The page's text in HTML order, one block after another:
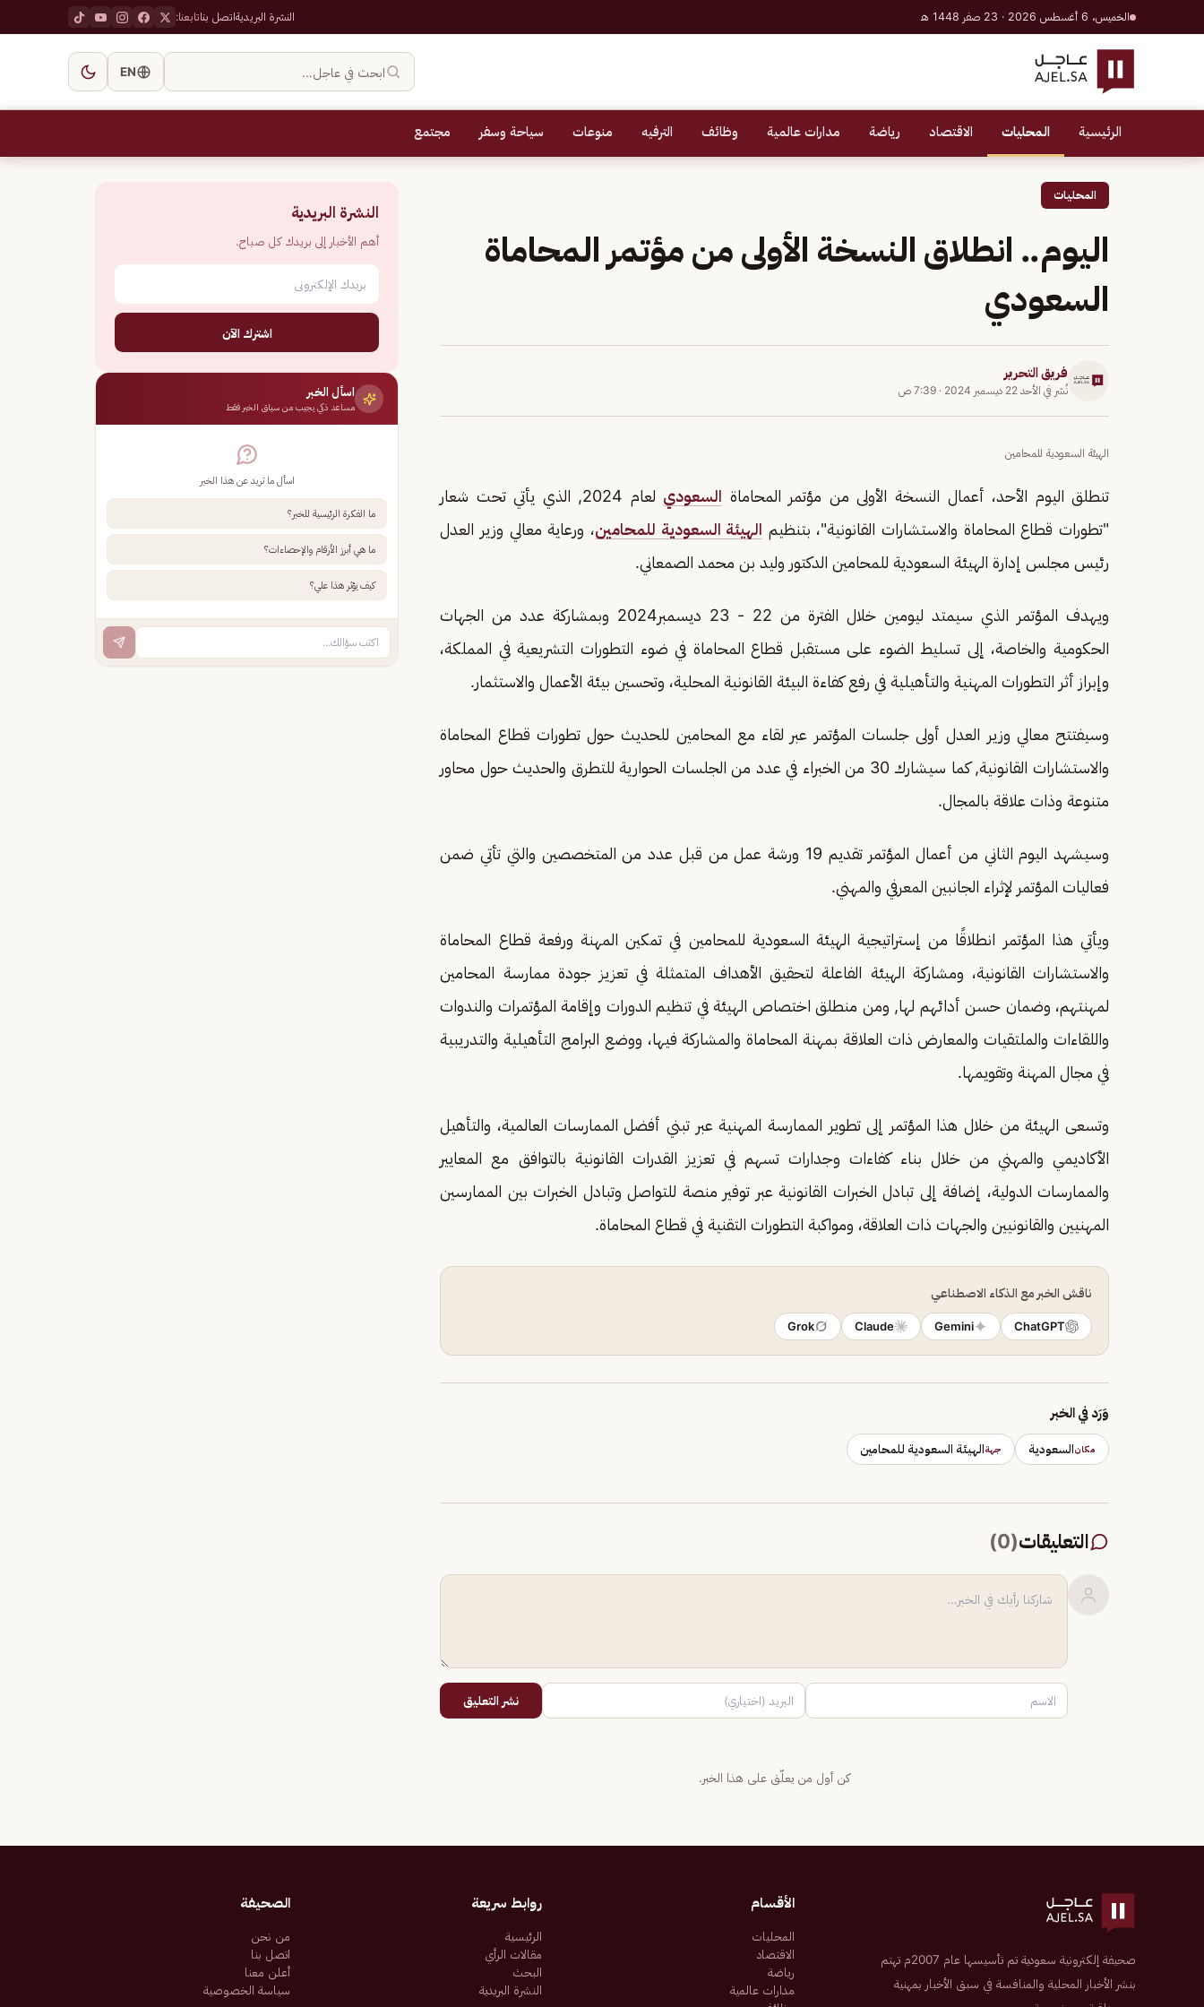
الخميس، 6 أغسطس 2026 · 23 صفر 1448 هـ النشرة البريديةاتصل بناتابعنا:
ابحث في عاجل… EN
الرئيسية المحليات الاقتصاد رياضة مدارات عالمية وظائف الترفيه منوعات سياحة وسفر مجتمع
المحليات
اليوم.. انطلاق النسخة الأولى من مؤتمر المحاماة
السعودي
فريق التحرير
نُشر في الأحد 22 ديسمبر 2024 · 7:39 ص
الهيئة السعودية للمحامين
تنطلق اليوم الأحد، أعمال النسخة الأولى من مؤتمر المحاماة السعودي
لعام 2024, الذي يأتي تحت شعار
"تطورات قطاع المحاماة والاستشارات القانونية"، بتنظيم الهيئة السعودية للمحامين، ورعاية معالي وزير العدل
رئيس مجلس إدارة الهيئة السعودية للمحامين الدكتور وليد بن محمد الصمعاني.
ويهدف المؤتمر الذي سيمتد ليومين خلال الفترة من 22 - 23 ديسمبر2024 وبمشاركة عدد من الجهات
الحكومية والخاصة، إلى تسليط الضوء على مستقبل قطاع المحاماة في ضوء التطورات التشريعية في المملكة،
وإبراز أثر التطورات المهنية والتأهيلية في رفع كفاءة البيئة القانونية المحلية، وتحسين بيئة الأعمال والاستثمار.
وسيفتتح معالي وزير العدل أولى جلسات المؤتمر عبر لقاء مع المحامين للحديث حول تطورات قطاع المحاماة
والاستشارات القانونية, كما سيشارك 30 من الخبراء في عدد من الجلسات الحوارية للتطرق والحديث حول محاور
متنوعة وذات علاقة بالمجال.
وسيشهد اليوم الثاني من أعمال المؤتمر تقديم 19 ورشة عمل من قبل عدد من المتخصصين والتي تأتي ضمن
فعاليات المؤتمر لإثراء الجانبين المعرفي والمهني.
ويأتي هذا المؤتمر انطلاقًا من إستراتيجية الهيئة السعودية للمحامين في تمكين المهنة ورفعة قطاع المحاماة
والاستشارات القانونية، ومشاركة الهيئة الفاعلة لتحقيق الأهداف المتمثلة في تعزيز جودة ممارسة المحامين
لمهنتهم، وضمان حسن أدائهم لها, ومن منطلق اختصاص الهيئة في تنظيم الدورات وإقامة المؤتمرات والندوات
واللقاءات والملتقيات والمعارض ذات العلاقة بمهنة المحاماة والمشاركة فيها، ووضع البرامج التأهيلية والتدريبية
في مجال المهنة وتقويمها.
وتسعى الهيئة من خلال هذا المؤتمر إلى تطوير الممارسة المهنية عبر تبني أفضل الممارسات العالمية، والتأهيل
الأكاديمي والمهني من خلال بناء كفاءات وجدارات تسهم في تعزيز القدرات القانونية بالتوافق مع المعايير
والممارسات الدولية، إضافة إلى تبادل الخبرات القانونية عبر توفير منصة للتواصل وتبادل الخبرات بين الممارسين
المهنيين والقانونيين والجهات ذات العلاقة، ومواكبة التطورات التقنية في قطاع المحاماة.
ناقش الخبر مع الذكاء الاصطناعي
ChatGPT
Gemini
Claude
Grok
وَرَد في الخبر
مكانالسعودية جهةالهيئة السعودية للمحامين
التعليقات(
0
)
نشر التعليق
كن أول من يعلّق على هذا الخبر.
النشرة البريدية
أهم الأخبار إلى بريدك كل صباح.
اشترك الآن
اسأل الخبر
مساعد ذكي يجيب من سياق الخبر فقط
اسأل ما تريد عن هذا الخبر
ما الفكرة الرئيسية للخبر؟
ما هي أبرز الأرقام والإحصاءات؟
كيف يؤثر هذا علي؟
صحيفة إلكترونية سعودية تم تأسيسها عام 2007م تهتم
بنشر الأخبار المحلية والمنافسة في سبق الأخبار بمهنية
الأقسام
المحليات
الاقتصاد
رياضة
مدارات عالمية
روابط سريعة
الرئيسية
مقالات الرأي
البحث
النشرة البريدية
الصحيفة
من نحن
اتصل بنا
أعلن معنا
سياسة الخصوصية